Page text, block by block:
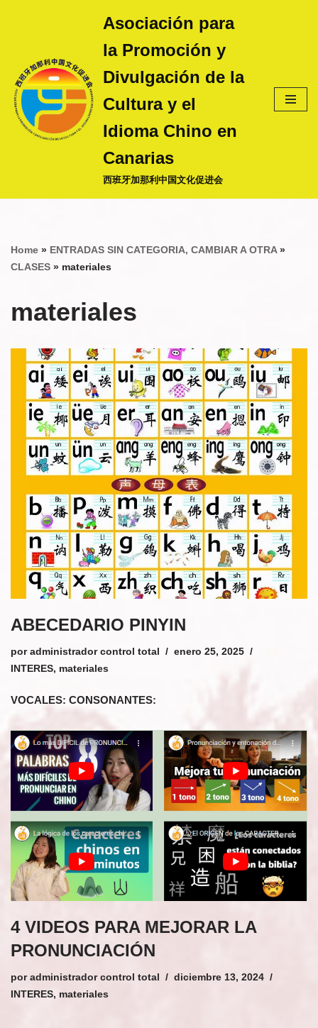
contenido
Asociación para
la Promoción y
Divulgación de la
Cultura y el
Idioma Chino en
Canarias
西班牙加那利中国文化促进会
Home » ENTRADAS SIN CATEGORIA, CAMBIAR A OTRA»
CLASES » materiales
materiales
ABECEDARIO PINYIN
por administrador control total
enero 25, 2025
INTERES, materiales
VOCALES: CONSONANTES:
4 VIDEOS PARA MEJORAR LA
PRONUNCIACIÓN
por administrador control total
diciembre 13, 2024
INTERES, materiales